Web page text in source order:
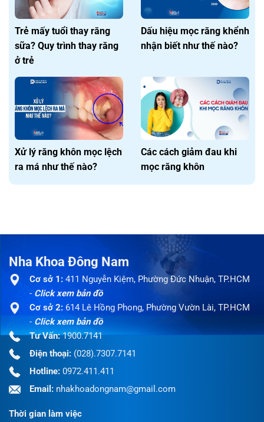
Trẻ mấy tuổi thay răng
sữa? Quy trình thay răng
ở trẻ
Dấu hiệu mọc răng khểnh
nhận biết như thế nào?
Xử lý răng khôn mọc lệch
ra má như thế nào?
Các cách giảm đau khi
mọc răng khôn
Nha Khoa Đông Nam
Cơ sở 1: 411 Nguyễn Kiệm, Phường Đức Nhuận, TP.HCM
- Click xem bản đồ
Cơ sở 2: 614 Lê Hồng Phong, Phường Vườn Lài, TP.HCM
- Click xem bản đồ
Tư Vấn: 1900.7141
Điện thoại: (028).7307.7141
Hotline: 0972.411.411
Email: nhakhoadongnam@gmail.com
Thời gian làm việc